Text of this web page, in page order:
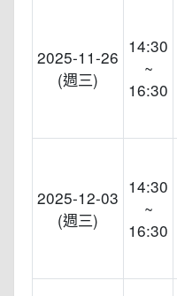
2025-11-26
(週三)
14:30
~
16:30
2025-12-03
(週三)
14:30
~
16:30